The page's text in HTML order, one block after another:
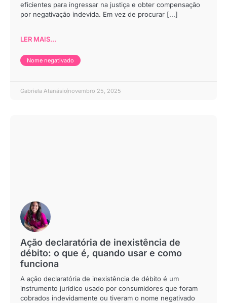
eficientes para ingressar na justiça e obter compensação
por negativação indevida. Em vez de procurar [...]
LER MAIS...
Nome negativado
Gabriela Atanásio novembro 25, 2025
Ação declaratória de inexistência de
débito: o que é, quando usar e como
funciona
A ação declaratória de inexistência de débito é um
instrumento jurídico usado por consumidores que foram
cobrados indevidamente ou tiveram o nome negativado